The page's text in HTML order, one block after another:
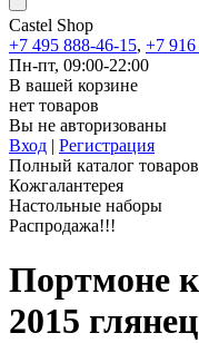
Castel Shop
+7 495 888-46-15, +7
Пн-пт, 09:00-22:00
В вашей корзине
нет товаров
Вы не авторизованы
Вход | Регистрация
Полный каталог товаров
Кожгалантерея
Настольные наборы
Распродажа!!!
Портмоне
2015 глянец